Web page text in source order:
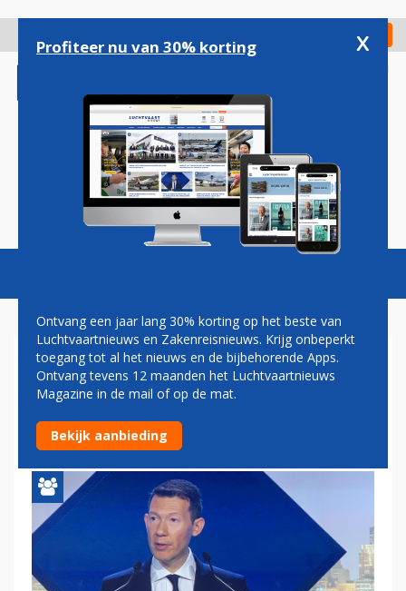
gaan
Check in
Magazine Podcasts Vacatures
VEB EIST DUIDELIJKHEID
OVER MILJOENENBONUS
TOPMAN AIR FRANCE-KLM
Profiteer nu van 30% korting x
Ontvang een jaar lang 30% korting op het beste van
Luchtvaartnieuws en Zakenreisnieuws. Krijg onbeperkt
toegang tot al het nieuws en de bijbehorende Apps.
Ontvang tevens 12 maanden het Luchtvaartnieuws
Magazine in de mail of op de mat.
Bekijk aanbieding